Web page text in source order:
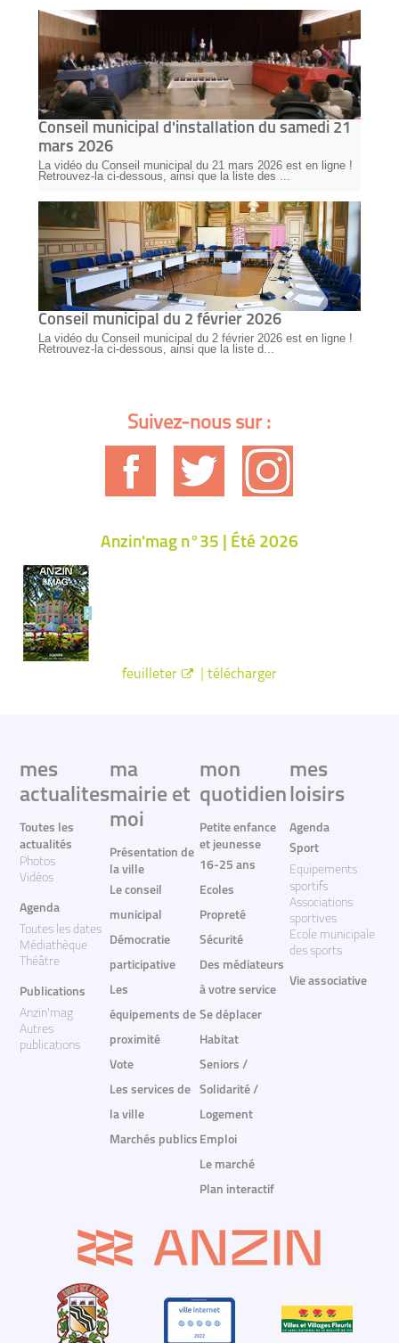
Conseil municipal d'installation du samedi 21
mars 2026
La vidéo du Conseil municipal du 21 mars 2026 est en ligne !
Retrouvez-la ci-dessous, ainsi que la liste des ...
Conseil municipal du 2 février 2026
La vidéo du Conseil municipal du 2 février 2026 est en ligne !
Retrouvez-la ci-dessous, ainsi que la liste d...
Suivez-nous sur :
Anzin'mag n°35 | Été 2026
feuilleter télécharger
mes
actualites
Toutes les
actualités
Photos
Vidéos
Agenda
Toutes les dates
Médiathèque
Théâtre
Publications
Anzin'mag
Autres
publications
ma
mairie et
moi
Présentation de
la ville
Le conseil
municipal
Démocratie
participative
Les
équipements de
proximité
Vote
Les services de
la ville
Marchés publics
mon
quotidien
Petite enfance
et jeunesse
16-25 ans
Ecoles
Propreté
Sécurité
Des médiateurs
à votre service
Se déplacer
Habitat
Seniors /
Solidarité /
Logement
Emploi
Le marché
Plan interactif
mes
loisirs
Agenda
Sport
Equipements
sportifs
Associations
sportives
Ecole municipale
des sports
Vie associative